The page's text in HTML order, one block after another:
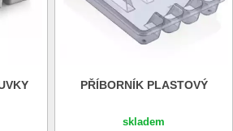
PŘÍBORNÍK PLASTOVÝ
skladem